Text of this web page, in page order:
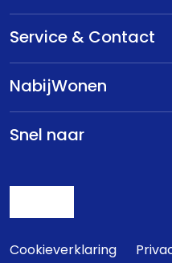
Service & Contact
NabijWonen
Snel naar
Cookieverklaring